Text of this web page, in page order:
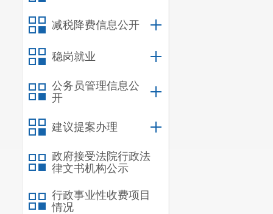
减税降费信息公开
稳岗就业
公务员管理信息公
开
建议提案办理
政府接受法院行政法
律文书机构公示
行政事业性收费项目
情况